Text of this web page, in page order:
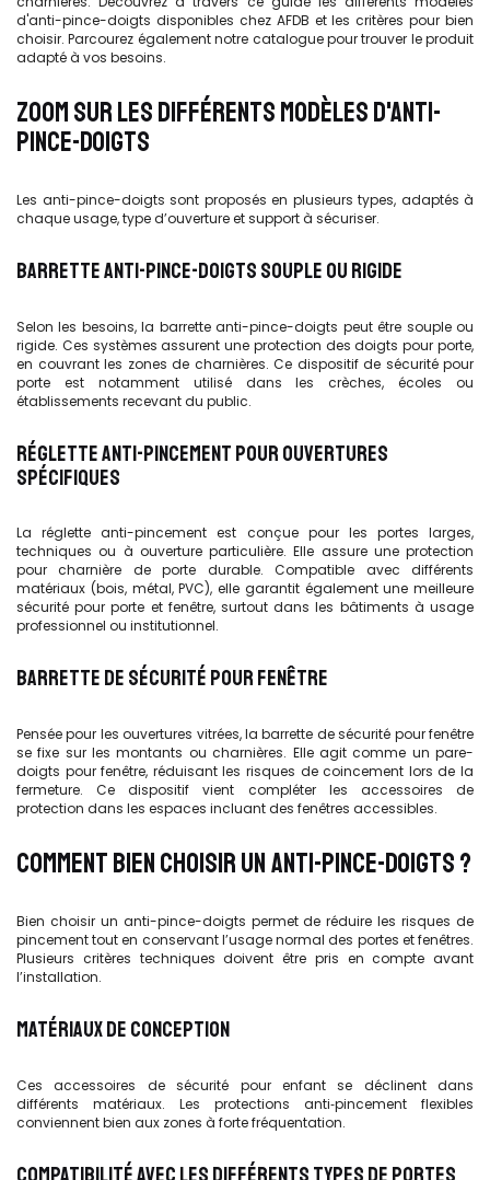
d'anti-pince-doigts disponibles chez AFDB et les critères pour bien
choisir. Parcourez également notre catalogue pour trouver le produit
adapté à vos besoins.
ZOOM SUR LES DIFFÉRENTS MODÈLES D'ANTI-
PINCE-DOIGTS
Les anti-pince-doigts sont proposés en plusieurs types, adaptés à
chaque usage, type d’ouverture et support à sécuriser.
BARRETTE ANTI-PINCE-DOIGTS SOUPLE OU RIGIDE
Selon les besoins, la barrette anti-pince-doigts peut être souple ou
rigide. Ces systèmes assurent une protection des doigts pour porte,
en couvrant les zones de charnières. Ce dispositif de sécurité pour
porte est notamment utilisé dans les crèches, écoles ou
établissements recevant du public.
RÉGLETTE ANTI-PINCEMENT POUR OUVERTURES
SPÉCIFIQUES
La réglette anti-pincement est conçue pour les portes larges,
techniques ou à ouverture particulière. Elle assure une protection
pour charnière de porte durable. Compatible avec différents
matériaux (bois, métal, PVC), elle garantit également une meilleure
sécurité pour porte et fenêtre, surtout dans les bâtiments à usage
professionnel ou institutionnel.
BARRETTE DE SÉCURITÉ POUR FENÊTRE
Pensée pour les ouvertures vitrées, la barrette de sécurité pour fenêtre
se fixe sur les montants ou charnières. Elle agit comme un pare-
doigts pour fenêtre, réduisant les risques de coincement lors de la
fermeture. Ce dispositif vient compléter les accessoires de
protection dans les espaces incluant des fenêtres accessibles.
COMMENT BIEN CHOISIR UN ANTI-PINCE-DOIGTS ?
Bien choisir un anti-pince-doigts permet de réduire les risques de
pincement tout en conservant l’usage normal des portes et fenêtres.
Plusieurs critères techniques doivent être pris en compte avant
l’installation.
MATÉRIAUX DE CONCEPTION
Ces accessoires de sécurité pour enfant se déclinent dans
différents matériaux. Les protections anti‑pincement flexibles
conviennent bien aux zones à forte fréquentation.
COMPATIBILITÉ AVEC LES DIFFÉRENTS TYPES DE PORTES